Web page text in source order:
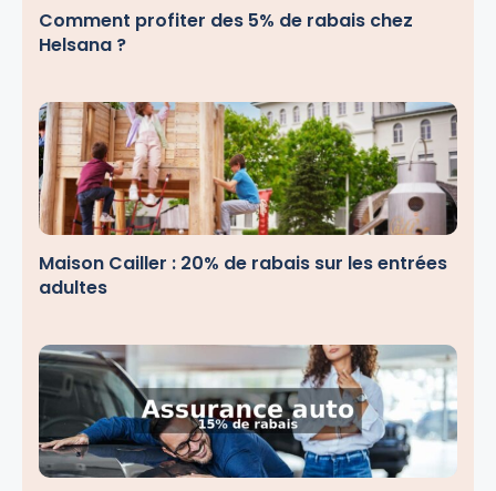
Comment profiter des 5% de rabais chez
Helsana ?
Maison Cailler : 20% de rabais sur les entrées
adultes